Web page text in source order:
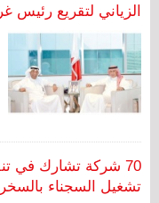
الزياني لتقريع رئيس
70 شركة تشارك في
تشغيل السجناء